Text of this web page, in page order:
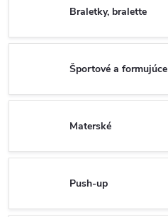
Braletky, bralette
Športové a formujúce
Materské
Push-up